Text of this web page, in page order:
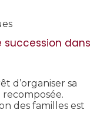
succession dans
d’organiser sa
recomposée.
des familles est